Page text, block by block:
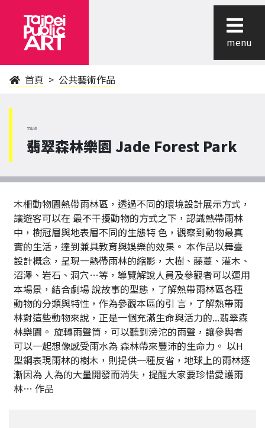
menu
首頁 公共藝術作品
文山區
翡翠森林樂園 Jade Forest Park
木柵動物園熱帶雨林區，透過不同的環境設計展示方式，
讓遊客可以在 最不干擾動物的方式之下，認識熱帶雨林
中，樹冠層與地表層不同的生態特 色，觀察到動物最真
實的生活，達到兼具教育與娛樂的效果。 本作品以舞臺
設計概念，呈現一熱帶雨林的縮影，大樹、藤蔓、灌木、
沼澤、岩石、洞穴…等，導覽解說人員及參觀者可以運用
本場景，結合劇場 說故事的型態，了解熱帶雨林區各種
動物的分類與特性，作為參觀本區的引 言，了解熱帶雨
林對這些動物來說，正是一個充滿生命與活力的...翡翠森
林樂園。 旋轉雨聲筒，可以聽到滂沱的雨聲，讓參與者
可以一起想像感受雨水為 森林帶來豐沛的生命力。 以H
型鋼表現雨林的樹木，則提供一種反省，地球上的雨林逐
漸因為 人為的大量開發而消失，提醒大家要珍惜愛護雨
林… 作品